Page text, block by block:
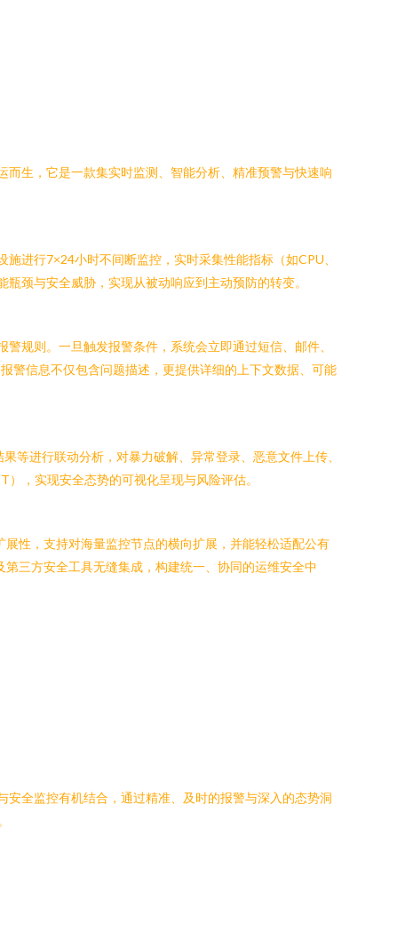
生，它是一款集实时监测、智能分析、精准预警与快速响
进行7×24小时不间断监控，实时采集性能指标（如CPU、
颈与安全威胁，实现从被动响应到主动预防的转变。
规则。一旦触发报警条件，系统会立即通过短信、邮件、
警信息不仅包含问题描述，更提供详细的上下文数据、可能
等进行联动分析，对暴力破解、异常登录、恶意文件上传、
，实现安全态势的可视化呈现与风险评估。
性，支持对海量监控节点的横向扩展，并能轻松适配公有
三方安全工具无缝集成，构建统一、协同的运维安全中
全监控有机结合，通过精准、及时的报警与深入的态势洞